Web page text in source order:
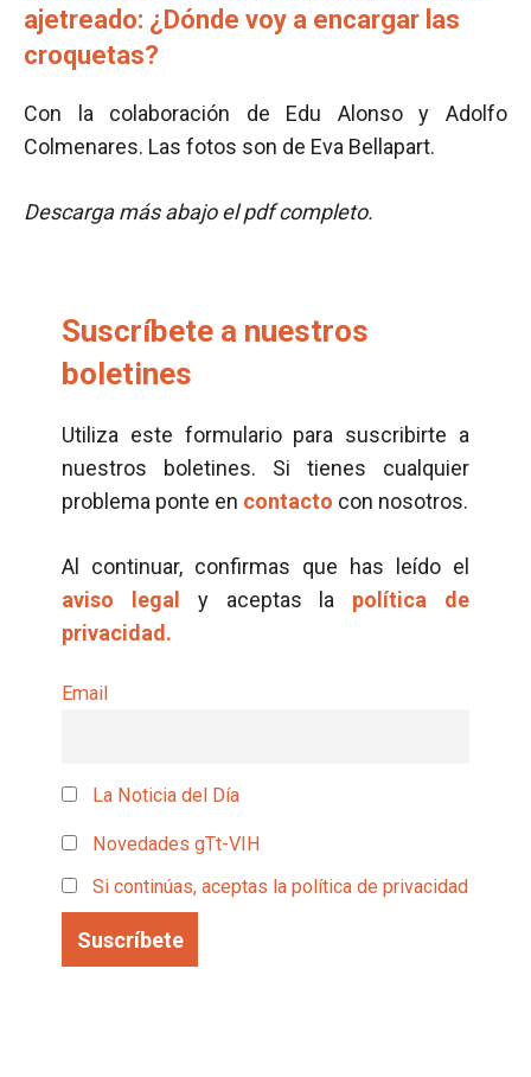
ajetreado: ¿Dónde voy a encargar las
croquetas?
Con la colaboración de Edu Alonso y Adolfo
Colmenares. Las fotos son de Eva Bellapart.
Descarga más abajo el pdf completo.
Suscríbete a nuestros
boletines
Utiliza este formulario para suscribirte a
nuestros boletines. Si tienes cualquier
problema ponte en contacto con nosotros.
Al continuar, confirmas que has leído el
aviso legal y aceptas la política de
privacidad.
Email
La Noticia del Día
Novedades gTt-VIH
Si continúas, aceptas la política de privacidad